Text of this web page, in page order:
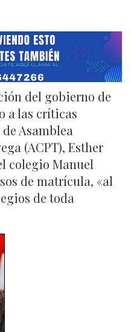
del gobierno de
a las críticas
Asamblea
(ACPT), Esther
colegio Manuel
de matrícula, «al
de toda